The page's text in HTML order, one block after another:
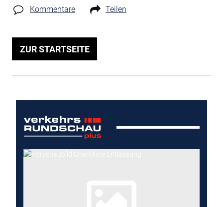
Kommentare Teilen
ZUR STARTSEITE